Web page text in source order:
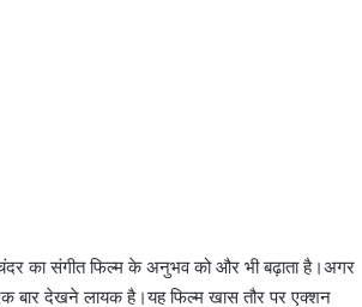
का संगीत फिल्म के अनुभव को और भी बढ़ाता है।अगर
बार देखने लायक है।यह फिल्म खास तौर पर एक्शन